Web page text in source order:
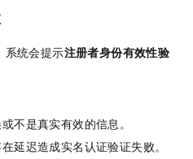
系统会提示注册者身份有效性验
不是真实有效的信息。
延迟造成实名认证验证失败。